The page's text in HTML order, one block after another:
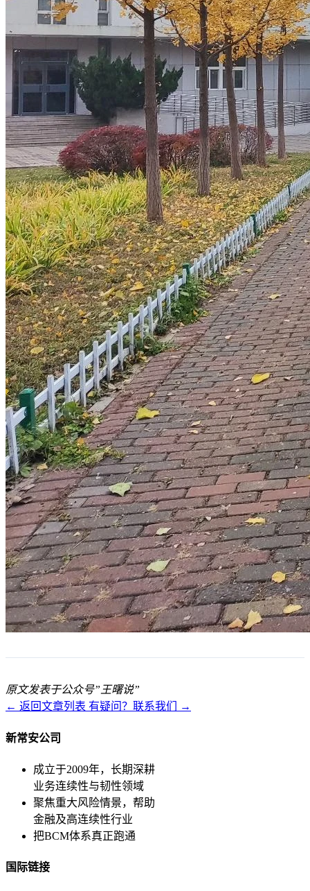
原文发表于公众号”王曙说”
← 返回文章列表 有疑问？联系我们 →
新常安公司
成立于2009年，长期深耕
业务连续性与韧性领域
聚焦重大风险情景，帮助
金融及高连续性行业
把BCM体系真正跑通
国际链接